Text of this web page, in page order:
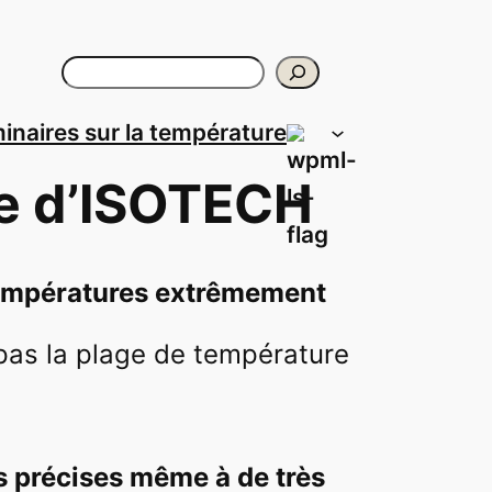
Rechercher
sur la température
extrêmement
la plage de température
même à de très